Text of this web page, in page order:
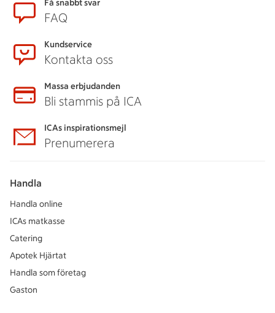
SidfotFå snabbt svar
FAQ
Kundservice
Kontakta oss
Massa erbjudanden
Bli stammis på ICA
ICAs inspirationsmejl
Prenumerera
Handla
Handla online
ICAs matkasse
Catering
Apotek Hjärtat
Handla som företag
Gaston